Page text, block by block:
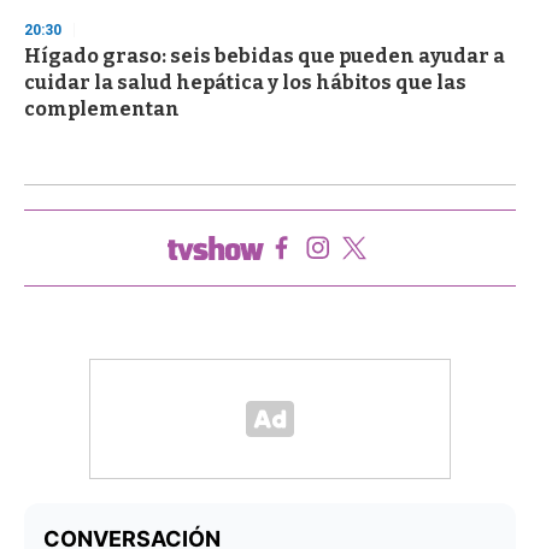
20:30
Hígado graso: seis bebidas que pueden ayudar a
cuidar la salud hepática y los hábitos que las
complementan